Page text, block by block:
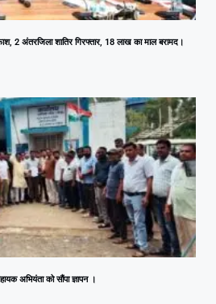
2 अंतरजिला शातिर गिरफ्तार, 18 लाख का माल बरामद।
अभियंता को सौंपा ज्ञापन ।